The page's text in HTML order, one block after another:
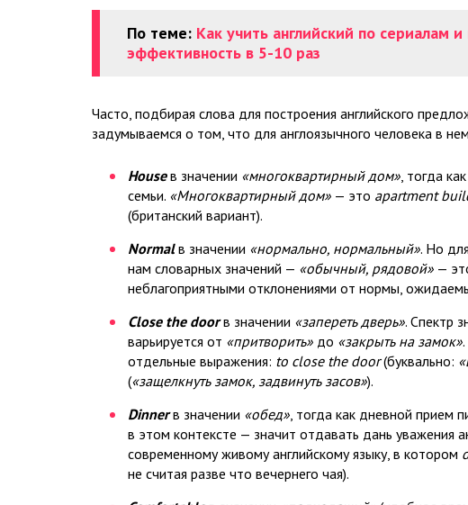
По теме: Как учить английский по сериалам
эффективность в 5-10 раз
Часто, подбирая слова для построения английского
задумываемся о том, что для англоязычного человека в
Houseв значении «многоквартирный дом» , тогда
семьи. «Многоквартирный дом» — это apartment
(британский вариант).
Normalв значении «нормально, нормальный». Но
нам словарных значений — «обычный, рядовой» —
неблагоприятными отклонениями от нормы,
Close the doorв значении «запереть дверь». Спектр
варьируется от «притворить» до «закрыть на замок»
отдельные выражения: to close the door(буквально:
(«защелкнуть замок, задвинуть засов»).
Dinnerв значении «обед» , тогда как дневной прием
в этом контексте — значит отдавать дань уважения
современному живому английскому языку, в котором
не считая разве что вечернего чая).